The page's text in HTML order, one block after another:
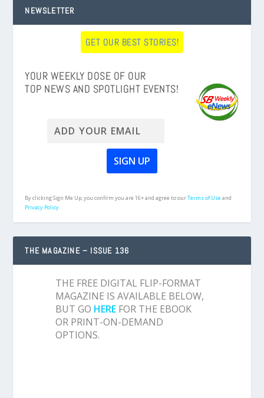
NEWSLETTER
GET OUR BEST STORIES!
YOUR WEEKLY DOSE OF OUR
TOP NEWS AND SPOTLIGHT EVENTS!
By clicking Sign Me Up, you confirm you are 16+ and agree to ourTerms of Useand
Privacy Policy.
THE MAGAZINE – ISSUE 136
THE FREE DIGITAL FLIP-FORMAT
MAGAZINE IS AVAILABLE BELOW,
BUT GO HERE FOR THE EBOOK
OR PRINT-ON-DEMAND
OPTIONS.